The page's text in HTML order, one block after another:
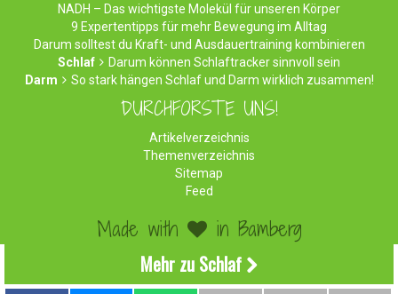
Mehr zu Schlaf
NADH – Das wichtigste Molekül für unseren Körper
9 Expertentipps für mehr Bewegung im Alltag
Darum solltest du Kraft- und Ausdauertraining kombinieren
Schlaf
Darum können Schlaftracker sinnvoll sein
Darm
So stark hängen Schlaf und Darm wirklich zusammen!
DURCHFORSTE UNS!
Artikelverzeichnis
Themenverzeichnis
Sitemap
Feed
Made with in Bamberg
©2026 WirEssenGesund.de - Gesunde Ernährung & leckere
Rezepte!